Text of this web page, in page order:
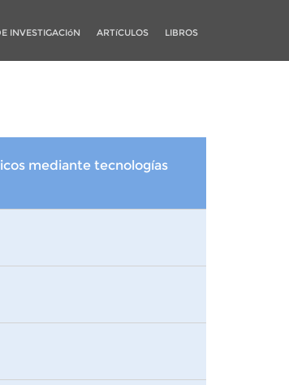
INVESTIGACIóN ARTíCULOS LIBROS
mediante tecnologías